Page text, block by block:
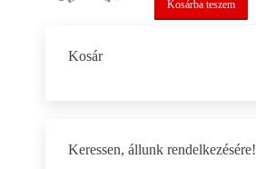
Kosárba teszem
Kosár
Keressen, állunk rendelkezésére!